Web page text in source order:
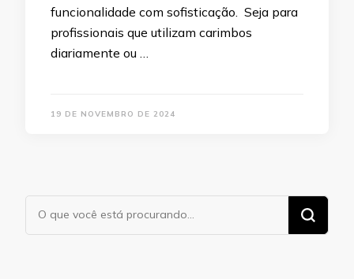
funcionalidade com sofisticação. Seja para
profissionais que utilizam carimbos
diariamente ou …
19 DE NOVEMBRO DE 2024
Procurando